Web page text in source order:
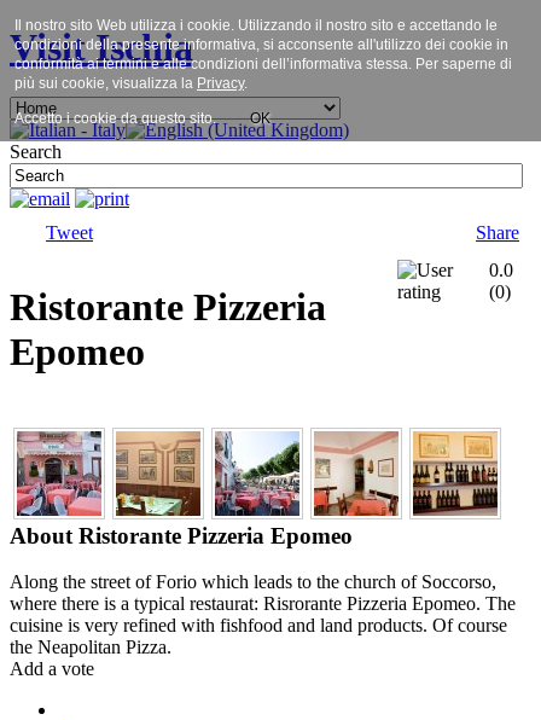
Visit Ischia
Search
Tweet Share
Ristorante Pizzeria
Epomeo
0.0
(0)
About Ristorante Pizzeria Epomeo
Along the street of Forio which leads to the church of Soccorso,
where there is a typical restaurat: Risrorante Pizzeria Epomeo. The
cuisine is very refined with fishfood and land products. Of course
the Neapolitan Pizza.
Add a vote
Il nostro sito Web utilizza i cookie. Utilizzando il nostro sito e accettando le
condizioni della presente informativa, si acconsente all'utilizzo dei cookie in
conformità ai termini e alle condizioni dell’informativa stessa. Per saperne di
più sui cookie, visualizza la Privacy.
Accetto i cookie da questo sito. OK